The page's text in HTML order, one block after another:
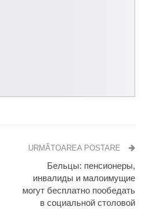
URMĂTOAREA POSTARE
Бельцы: пенсионеры,
инвалиды и малоимущие
могут бесплатно пообедать
в социальной столовой